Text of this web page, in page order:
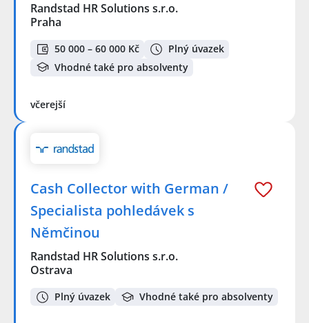
Randstad HR Solutions s.r.o.
Praha
50 000 – 60 000 Kč
Plný úvazek
Vhodné také pro absolventy
včerejší
Cash Collector with German /
Specialista pohledávek s
Němčinou
Randstad HR Solutions s.r.o.
Ostrava
Plný úvazek Vhodné také pro absolventy